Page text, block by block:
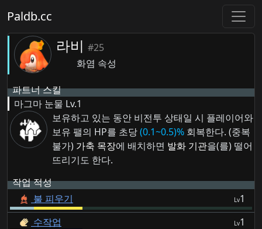
Paldb.cc
라비 #25
화염 속성
파트너 스킬
마그마 눈물 Lv.1
보유하고 있는 동안 비전투 상태일 시 플레이어와
보유 팰의 HP를 초당(0.1~0.5)% 회복한다. (중복
불가) 가축 목장에 배치하면 발화 기관을(를) 떨어
뜨리기도 한다.
작업 적성
불 피우기
Lv1
수작업
Lv1